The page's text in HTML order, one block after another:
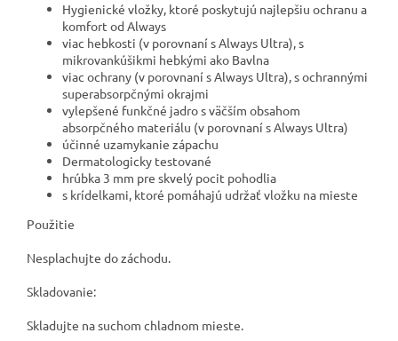
Hygienické vložky, ktoré poskytujú najlepšiu ochranu a
komfort od Always
viac hebkosti (v porovnaní s Always Ultra), s
mikrovankúšikmi hebkými ako Bavlna
viac ochrany (v porovnaní s Always Ultra), s ochrannými
superabsorpčnými okrajmi
vylepšené funkčné jadro s väčším obsahom
absorpčného materiálu (v porovnaní s Always Ultra)
účinné uzamykanie zápachu
Dermatologicky testované
hrúbka 3 mm pre skvelý pocit pohodlia
s krídelkami, ktoré pomáhajú udržať vložku na mieste
Použitie
Nesplachujte do záchodu.
Skladovanie:
Skladujte na suchom chladnom mieste.